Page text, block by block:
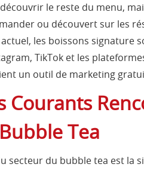
le reste du menu,
ou découvert sur les
les boissons
TikTok et les
un outil de marketing
Courants
Tea
secteur du bubble tea est la